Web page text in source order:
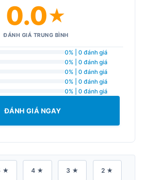
0.0★
ĐÁNH GIÁ TRUNG BÌNH
0% | 0 đánh giá
0% | 0 đánh giá
0% | 0 đánh giá
0% | 0 đánh giá
0% | 0 đánh giá
ĐÁNH GIÁ NGAY
★ 4 ★ 3 ★ 2 ★